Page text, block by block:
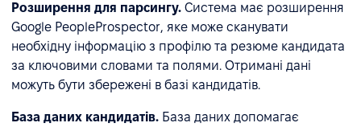
Розширення для парсингу. Система має розширення
Google PeopleProspector, яке може сканувати
необхідну інформацію з профілю та резюме кандидата
за ключовими словами та полями. Отримані дані
можуть бути збережені в базі кандидатів.
База даних кандидатів. База даних допомагає